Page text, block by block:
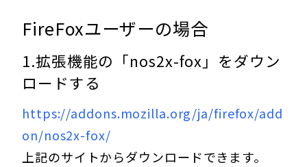
FireFoxユーザーの場合
1.拡張機能の「nos2x-fox」をダウン
ロードする
https://addons.mozilla.org/ja/firefox/add
on/nos2x-fox/
上記のサイトからダウンロードできます。